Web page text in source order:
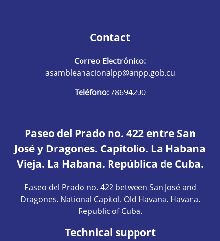
Contact
Correo Electrónico:
asambleanacionalpp@anpp.gob.cu
Teléfono:78694200
Paseo del Prado no. 422 entre San
José y Dragones. Capitolio. La Habana
Vieja. La Habana. República de Cuba.
Paseo del Prado no. 422 between San José and
Dragones. National Capitol. Old Havana. Havana.
Republic of Cuba.
Technical support